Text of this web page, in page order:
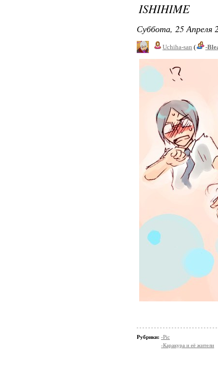
ISHIHIME
Суббота, 25 Апреля
Uchiha-san ( -
Рубрики: -Pic
-Каракура и её жители